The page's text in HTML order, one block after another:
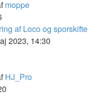
moppe
af Loco og sporskifte
2023, 14:30
HJ_Pro